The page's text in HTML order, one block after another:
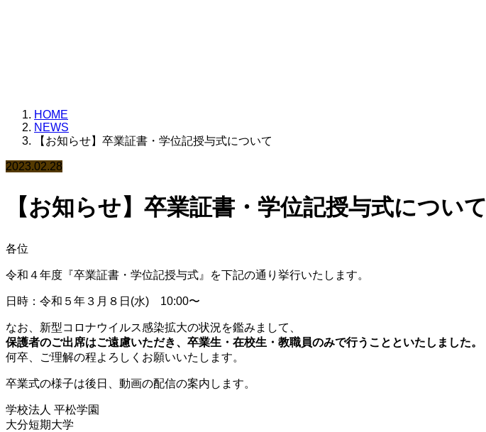
HOME
NEWS
【お知らせ】卒業証書・学位記授与式について
2023.02.28
【お知らせ】卒業証書・学位記授与式について
各位
令和４年度『卒業証書・学位記授与式』を下記の通り挙行いたします。
日時：令和５年３月８日(水) 10:00〜
なお、新型コロナウイルス感染拡大の状況を鑑みまして、
保護者のご出席はご遠慮いただき、卒業生・在校生・教職員のみで行うことといたしました。
何卒、ご理解の程よろしくお願いいたします。
卒業式の様子は後日、動画の配信の案内します。
学校法人 平松学園
大分短期大学